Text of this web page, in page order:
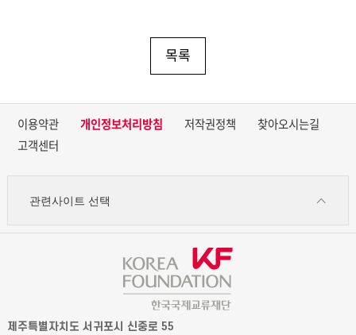
목록
이용약관 개인정보처리방침 저작권정책
찾아오시는길
고객센터
관련사이트 선택
제주특별자치도 서귀포시 신중로 55